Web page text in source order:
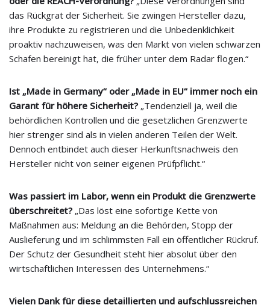
das Rückgrat der Sicherheit. Sie zwingen Hersteller dazu,
ihre Produkte zu registrieren und die Unbedenklichkeit
proaktiv nachzuweisen, was den Markt von vielen schwarzen
Schafen bereinigt hat, die früher unter dem Radar flogen.“
Ist „Made in Germany“ oder „Made in EU“ immer noch ein
Garant für höhere Sicherheit? „Tendenziell ja, weil die
behördlichen Kontrollen und die gesetzlichen Grenzwerte
hier strenger sind als in vielen anderen Teilen der Welt.
Dennoch entbindet auch dieser Herkunftsnachweis den
Hersteller nicht von seiner eigenen Prüfpflicht.“
Was passiert im Labor, wenn ein Produkt die Grenzwerte
überschreitet? „Das löst eine sofortige Kette von
Maßnahmen aus: Meldung an die Behörden, Stopp der
Auslieferung und im schlimmsten Fall ein öffentlicher Rückruf.
Der Schutz der Gesundheit steht hier absolut über den
wirtschaftlichen Interessen des Unternehmens.“
Vielen Dank für diese detaillierten und aufschlussreichen